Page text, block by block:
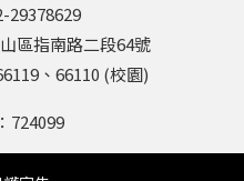
29378629
區指南路二段64號
、66110 (校園)
724099